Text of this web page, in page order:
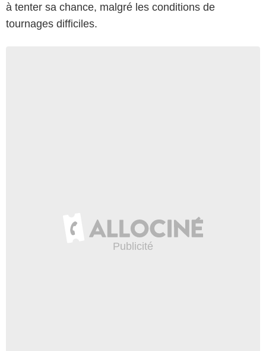
à tenter sa chance, malgré les conditions de
tournages difficiles.